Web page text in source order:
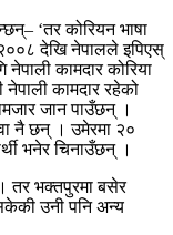
‘तर कोरियन भाषा
देखि नेपालले इपिएस्
नेपाली कामदार कोरिया
कामदार रहेको
जान पाउँछन् ।
नै छन् । उमेरमा २०
भनेर चिनाउँछन् ।
तर भक्तपुरमा बसेर
उनी पनि अन्य